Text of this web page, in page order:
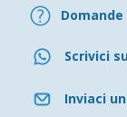
Scrivici
Inviaci